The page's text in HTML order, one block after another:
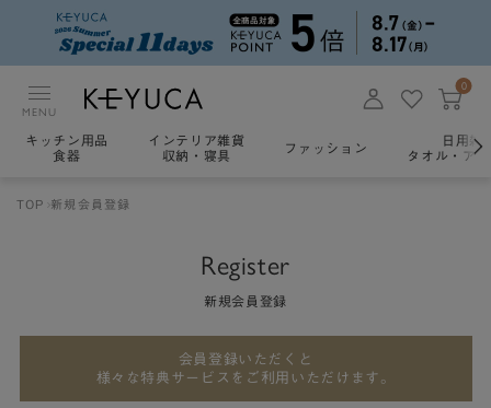
MENU
0
キッチン用品
食器
インテリア雑貨
収納・寝具
ファッション
日用雑
タオル・ア
TOP 新規会員登録
Register
新規会員登録
会員登録いただくと
様々な特典サービスをご利用いただけます。